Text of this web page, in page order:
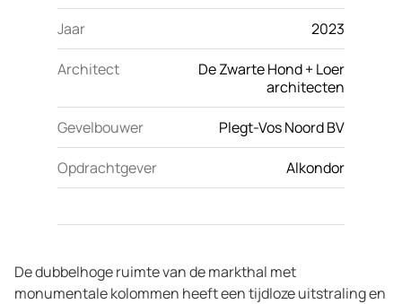
Jaar 2023
Architect
De Zwarte Hond + Loer
architecten
Gevelbouwer Plegt-Vos Noord BV
Opdrachtgever Alkondor
De dubbelhoge ruimte van de markthal met
monumentale kolommen heeft een tijdloze uitstraling en